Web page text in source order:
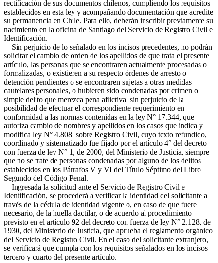
rectificación de sus documentos chilenos, cumpliendo los requisitos
establecidos en esta ley y acompañando documentación que acredite
su permanencia en Chile. Para ello, deberán inscribir previamente su
nacimiento en la oficina de Santiago del Servicio de Registro Civil e
Identificación.
Sin perjuicio de lo señalado en los incisos precedentes, no podrán
solicitar el cambio de orden de los apellidos de que trata el presente
artículo, las personas que se encontraren actualmente procesadas o
formalizadas, o existieren a su respecto órdenes de arresto o
detención pendientes o se encontraren sujetas a otras medidas
cautelares personales, o hubieren sido condenadas por crimen o
simple delito que merezca pena aflictiva, sin perjuicio de la
posibilidad de efectuar el correspondiente requerimiento en
conformidad a las normas contenidas en la ley N° 17.344, que
autoriza cambio de nombres y apellidos en los casos que indica y
modifica ley N° 4.808, sobre Registro Civil, cuyo texto refundido,
coordinado y sistematizado fue fijado por el artículo 4° del decreto
con fuerza de ley N° 1, de 2000, del Ministerio de Justicia, siempre
que no se trate de personas condenadas por alguno de los delitos
establecidos en los Párrafos V y VI del Título Séptimo del Libro
Segundo del Código Penal.
Ingresada la solicitud ante el Servicio de Registro Civil e
Identificación, se procederá a verificar la identidad del solicitante a
través de la cédula de identidad vigente o, en caso de que fuere
necesario, de la huella dactilar, o de acuerdo al procedimiento
previsto en el artículo 92 del decreto con fuerza de ley N° 2.128, de
1930, del Ministerio de Justicia, que aprueba el reglamento orgánico
del Servicio de Registro Civil. En el caso del solicitante extranjero,
se verificará que cumpla con los requisitos señalados en los incisos
tercero y cuarto del presente artículo.